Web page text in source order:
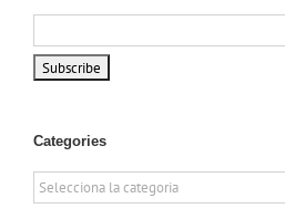
Categories
Categories